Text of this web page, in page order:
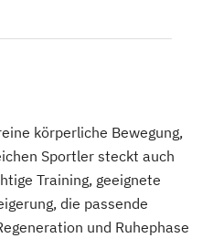
körperliche Bewegung,
Sportler steckt auch
Training, geeignete
die passende
und Ruhephase